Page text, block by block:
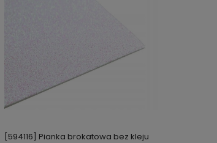
[594116] Pianka brokatowa bez kleju